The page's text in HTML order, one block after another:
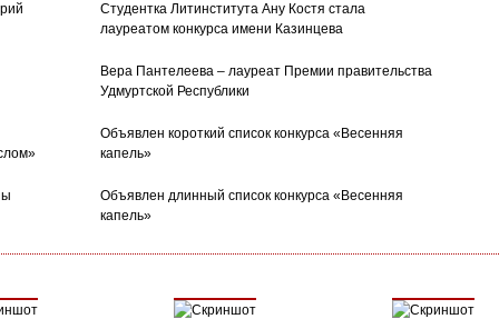
Студентка Литинститута Ану Костя стала
лауреатом конкурса имени Казинцева
Вера Пантелеева – лауреат Премии правительства
Удмуртской Республики
Объявлен короткий список конкурса «Весенняя
капель»
Объявлен длинный список конкурса «Весенняя
капель»